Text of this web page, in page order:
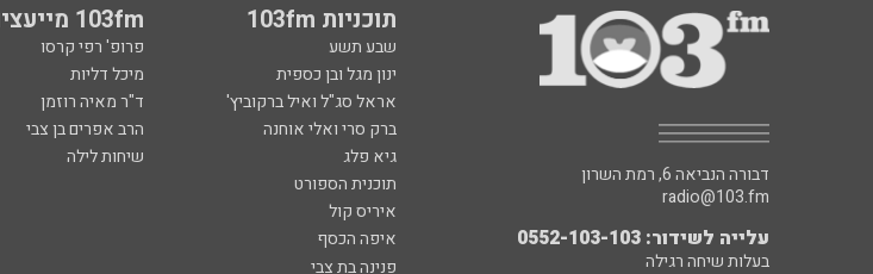
תוכניות 103fm 103fm מייעצים
שבע תשע פרופ' רפי קרסו
ינון מגל ובן כספית
מיכל דליות
אראל סג"ל ואיל ברקוביץ'
ד"ר מאיה רוזמן
ברק סרי ואלי אוחנה
הרב אפרים בן צבי
גיא פלג
שיחות לילה
תוכנית הספורט
איריס קול
איפה הכסף
פנינה בת צבי
דבורה הנביאה 6, רמת השרון
radio@103.fm
עלייה לשידור: 0552-103-103
בעלות שיחה רגילה